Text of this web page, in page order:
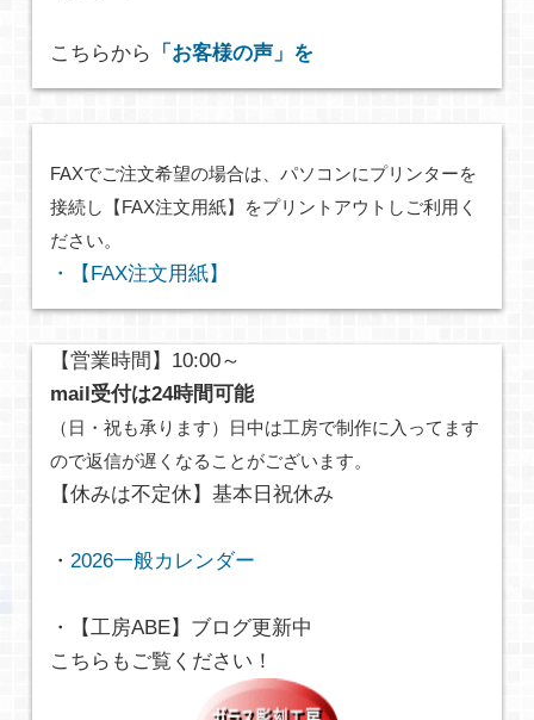
こちらから 「お客様の声」を
FAXでご注文希望の場合は、パソコンにプリンターを
接続し【FAX注文用紙】をプリントアウトしご利用く
ださい。
・【FAX注文用紙】
【営業時間】10:00～
mail受付は24時間可能
（日・祝も承ります）日中は工房で制作に入ってます
ので返信が遅くなることがございます。
【休みは不定休】基本日祝休み
・ 2026一般カレンダー
・【工房ABE】ブログ更新中
こちらもご覧ください！